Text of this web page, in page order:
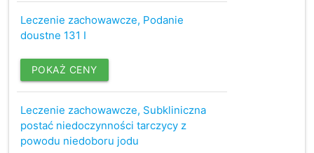
Leczenie zachowawcze, Podanie
doustne 131 I
POKAŻ CENY
Leczenie zachowawcze, Subkliniczna
postać niedoczynności tarczycy z
powodu niedoboru jodu